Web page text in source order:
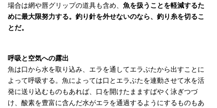
場合は網や唇グリップの道具も含め、 魚を扱うことを軽減するた
めに最大限努力する。釣り針を外せないのなら、釣り糸を切るこ
とだ。
呼吸と空気への露出
魚は口から水を取り込み、エラを通してエラぶたから出すことに
よって呼吸する。魚によっては口とエラぶたを連動させて水を活
発に送り込むものもあれば、口を開けたまますばやく泳ぎつづ
け、酸素を豊富に含んだ水がエラを通過するようにするものもあ